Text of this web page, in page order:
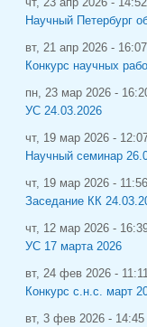
Научный Петербург
вт, 21 апр 2026 - 16:07
Конкурс научных
пн, 23 мар 2026 -
УС 24.03.2026
чт, 19 мар 2026 -
Научный семинар
чт, 19 мар 2026 - 11:56
Заседание КК
чт, 12 мар 2026 -
УС 17 марта 2026
вт, 24 фев 2026 - 11:11
Конкурс с.н.с. март
вт, 3 фев 2026 - 14:45